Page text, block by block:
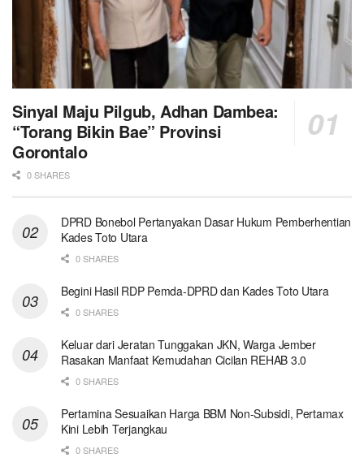
Sinyal Maju Pilgub, Adhan Dambea:
“Torang Bikin Bae” Provinsi
Gorontalo
0 SHARES
DPRD Bonebol Pertanyakan Dasar Hukum Pemberhentian
Kades Toto Utara
0 SHARES
Begini Hasil RDP Pemda-DPRD dan Kades Toto Utara
0 SHARES
Keluar dari Jeratan Tunggakan JKN, Warga Jember
Rasakan Manfaat Kemudahan Cicilan REHAB 3.0
0 SHARES
Pertamina Sesuaikan Harga BBM Non-Subsidi, Pertamax
Kini Lebih Terjangkau
0 SHARES